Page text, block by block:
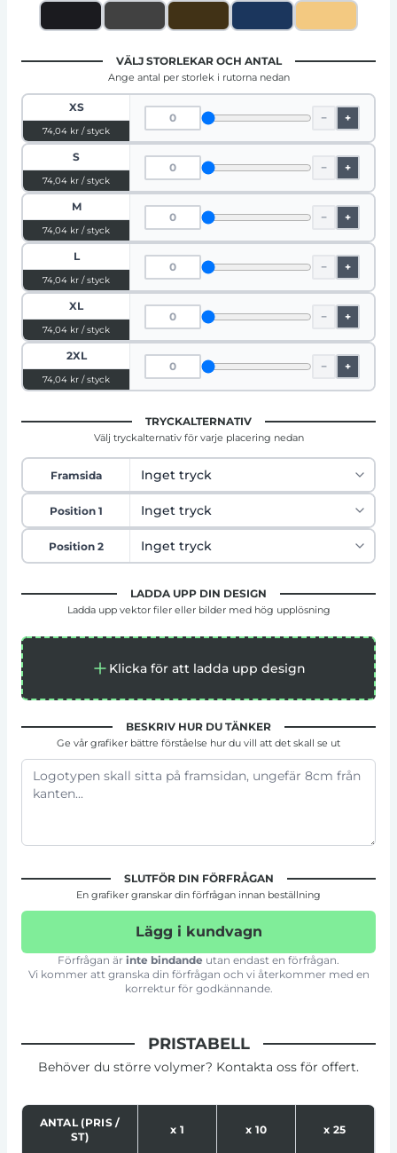
VÄLJ STORLEKAR OCH ANTAL
Ange antal per storlek i rutorna nedan
XS
74,04 kr / styck
− +
S
74,04 kr / styck
− +
M
74,04 kr / styck
− +
L
74,04 kr / styck
− +
XL
74,04 kr / styck
− +
2XL
74,04 kr / styck
− +
TRYCKALTERNATIV
Välj tryckalternativ för varje placering nedan
Framsida
Position 1
Position 2
LADDA UPP DIN DESIGN
Ladda upp vektor filer eller bilder med hög upplösning
Klicka för att ladda upp design
BESKRIV HUR DU TÄNKER
Ge vår grafiker bättre förståelse hur du vill att det skall se ut
SLUTFÖR DIN FÖRFRÅGAN
En grafiker granskar din förfrågan innan beställning
Lägg i kundvagn
Förfrågan är inte bindande utan endast en förfrågan.
Vi kommer att granska din förfrågan och vi återkommer med en
korrektur för godkännande.
PRISTABELL
Behöver du större volymer? Kontakta oss för offert.
ANTAL (PRIS /
ST)
x 1 x 10 x 25